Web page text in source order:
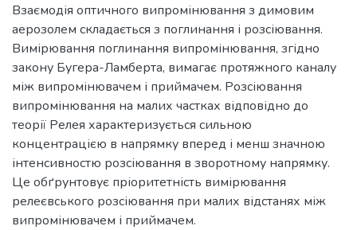
Взаємодія оптичного випромінювання з димовим
аерозолем складається з поглинання і розсіювання.
Вимірювання поглинання випромінювання, згідно
закону Бугера-Ламберта, вимагає протяжного каналу
між випромінювачем і приймачем. Розсіювання
випромінювання на малих частках відповідно до
теорії Релея характеризується сильною
концентрацією в напрямку вперед і менш значною
інтенсивностю розсіювання в зворотному напрямку.
Це обґрунтовує пріоритетність вимірювання
релеєвського розсіювання при малих відстанях між
випромінювачем і приймачем.